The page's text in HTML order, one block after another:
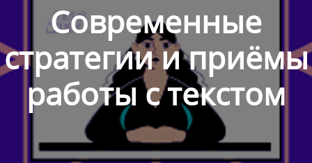
Современные
стратегии и приёмы
работы с текстом